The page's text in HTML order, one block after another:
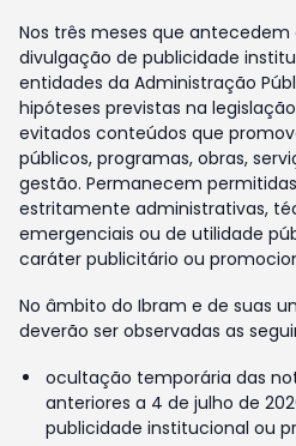
Nos três meses que antecedem
divulgação de publicidade
entidades da Administração
hipóteses previstas na
evitados conteúdos que
públicos, programas, obras,
gestão. Permanecem
estritamente administrativas,
emergenciais ou de utilidade
caráter publicitário ou
No âmbito do Ibram e de suas
deverão ser observadas as
ocultação temporária das
anteriores a 4 de julho de
publicidade institucional ou